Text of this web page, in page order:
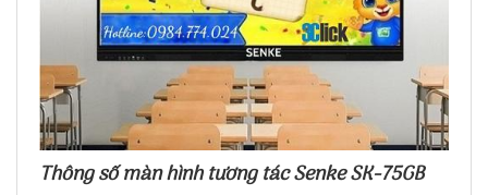
Thông số màn hình tương tác Senke SK-75GB